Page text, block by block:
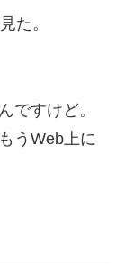
た。
ですけど。
うWeb上に